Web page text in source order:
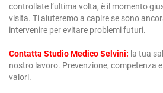
controllate l’ultima volta, è il momento
visita. Ti aiuteremo a capire se sono
intervenire per evitare problemi futuri.
Contatta Studio Medico Selvini: la tua
nostro lavoro. Prevenzione, competenza
valori.